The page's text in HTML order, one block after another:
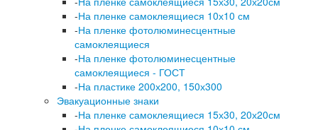
-На пленке самоклеящиеся 10х10 см
-На пленке фотолюминесцентные
самоклеящиеся
-На пленке фотолюминесцентные
самоклеящиеся - ГОСТ
-На пластике 200х200, 150х300
Эвакуационные знаки
-На пленке самоклеящиеся 15х30, 20х20см